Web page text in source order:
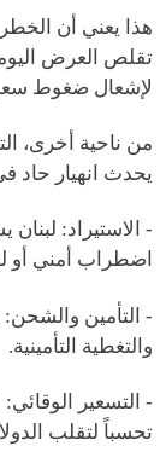
هذا يعني أن
تقلص العرض
لإشعال ضغوط
من ناحية أخرى،
يحدث انهيار حاد
- الاستيراد: لبنان
اضطراب أمني أو
- التأمين والشحن:
والتغطية التأمينية.
- التسعير الوقائي:
تحسباً لتقلب